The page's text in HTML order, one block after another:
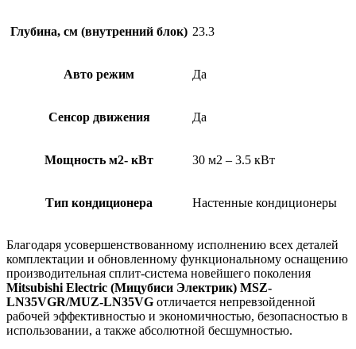
Глубина, см (внутренний блок) 23.3
Авто режим Да
Сенсор движения Да
Мощность м2- кВт 30 м2 – 3.5 кВт
Тип кондиционера Настенные кондиционеры
Благодаря усовершенствованному исполнению всех деталей
комплектации и обновленному функциональному оснащению
производительная сплит-система новейшего поколения
Mitsubishi Electric (Мицубиси Электрик) MSZ-
LN35VGR/MUZ-LN35VG отличается непревзойденной
рабочей эффективностью и экономичностью, безопасностью в
использовании, а также абсолютной бесшумностью.